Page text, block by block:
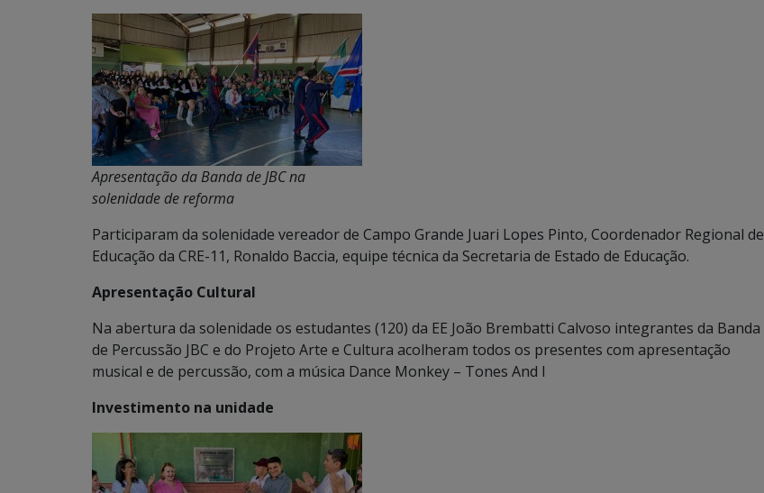
Apresentação da Banda de JBC na
solenidade de reforma
Participaram da solenidade vereador de Campo Grande Juari Lopes Pinto, Coordenador Regional de
Educação da CRE-11, Ronaldo Baccia, equipe técnica da Secretaria de Estado de Educação.
Apresentação Cultural
Na abertura da solenidade os estudantes (120) da EE João Brembatti Calvoso integrantes da Banda
de Percussão JBC e do Projeto Arte e Cultura acolheram todos os presentes com apresentação
musical e de percussão, com a música Dance Monkey – Tones And I
Investimento na unidade